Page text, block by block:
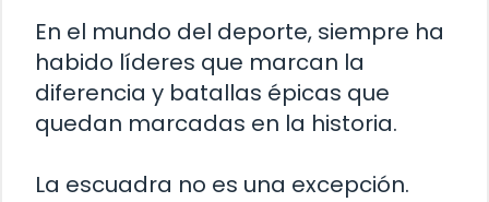
En el mundo del deporte, siempre ha
habido líderes que marcan la
diferencia y batallas épicas que
quedan marcadas en la historia.
La escuadra no es una excepción.